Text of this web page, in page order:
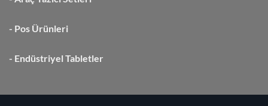
- Pos Ürünleri
- Endüstriyel Tabletler